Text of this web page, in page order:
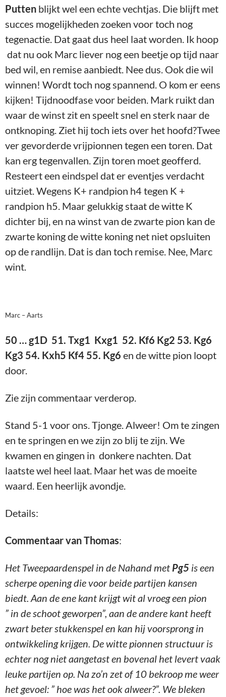
Putten blijkt wel een echte vechtjas. Die blijft met
succes mogelijkheden zoeken voor toch nog
tegenactie. Dat gaat dus heel laat worden. Ik hoop
dat nu ook Marc liever nog een beetje op tijd naar
bed wil, en remise aanbiedt. Nee dus. Ook die wil
winnen! Wordt toch nog spannend. O kom er eens
kijken! Tijdnoodfase voor beiden. Mark ruikt dan
waar de winst zit en speelt snel en sterk naar de
ontknoping. Ziet hij toch iets over het hoofd?Twee
ver gevorderde vrijpionnen tegen een toren. Dat
kan erg tegenvallen. Zijn toren moet geofferd.
Resteert een eindspel dat er eventjes verdacht
uitziet. Wegens K+ randpion h4 tegen K +
randpion h5. Maar gelukkig staat de witte K
dichter bij, en na winst van de zwarte pion kan de
zwarte koning de witte koning net niet opsluiten
op de randlijn. Dat is dan toch remise. Nee, Marc
wint.
Marc – Aarts
50 … g1D 51. Txg1 Kxg1 52. Kf6 Kg2 53. Kg6
Kg3 54. Kxh5 Kf4 55. Kg6 en de witte pion loopt
door.
Zie zijn commentaar verderop.
Stand 5-1 voor ons. Tjonge. Alweer! Om te zingen
en te springen en we zijn zo blij te zijn. We
kwamen en gingen in donkere nachten. Dat
laatste wel heel laat. Maar het was de moeite
waard. Een heerlijk avondje.
Details:
Commentaar van Thomas:
Het Tweepaardenspel in de Nahand met Pg5 is een
scherpe opening die voor beide partijen kansen
biedt. Aan de ene kant krijgt wit al vroeg een pion
” in de schoot geworpen”, aan de andere kant heeft
zwart beter stukkenspel en kan hij voorsprong in
ontwikkeling krijgen. De witte pionnen structuur is
echter nog niet aangetast en bovenal het levert vaak
leuke partijen op. Na zo’n zet of 10 bekroop me weer
het gevoel: ” hoe was het ook alweer?”. We bleken